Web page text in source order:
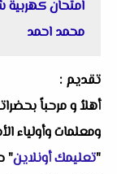
محمد احمد
تقديم :
أهلاُ و مرحباً
ومعلمات وأولياء
"تعليمك أونلاين"